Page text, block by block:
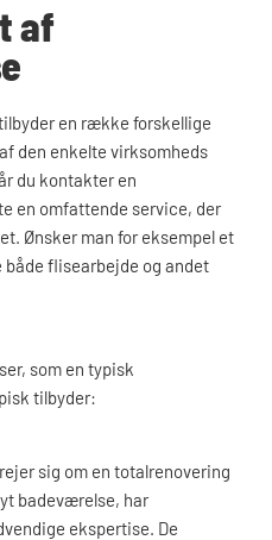
af
en række forskellige
den enkelte virksomheds
du kontakter en
en omfattende service, der
Ønsker man for eksempel et
flisearbejde og andet
som en typisk
tilbyder:
sig om en totalrenovering
badeværelse, har
ekspertise. De